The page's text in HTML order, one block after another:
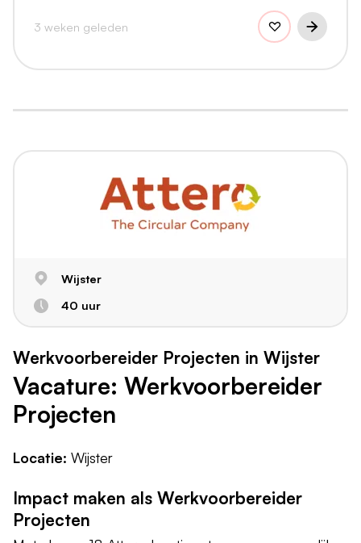
3 weken geleden
Wijster
40 uur
Werkvoorbereider Projecten in Wijster
Vacature: Werkvoorbereider
Projecten
Locatie: Wijster
Impact maken als Werkvoorbereider
Projecten